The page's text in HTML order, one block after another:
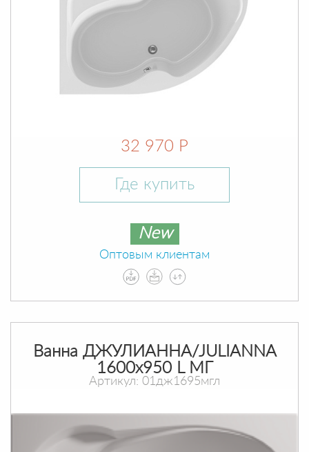
32 970 Р
Где купить
New
Оптовым клиентам
Ванна ДЖУЛИАННА/JULIANNA
1600х950 L МГ
Артикул: 01дж1695мгл